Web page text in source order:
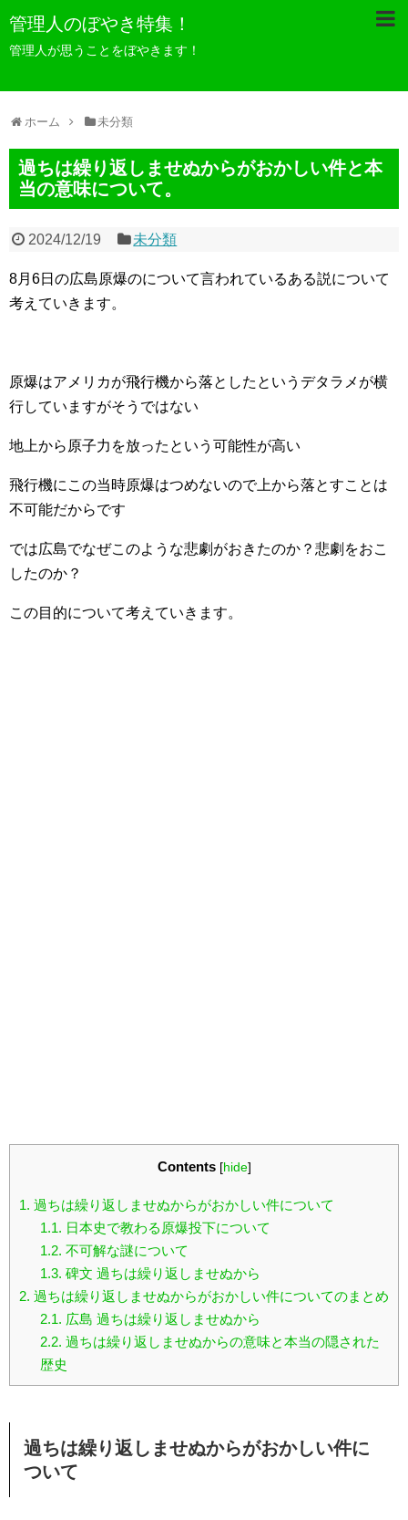
管理人のぼやき特集！
管理人が思うことをぼやきます！
ホーム 未分類
過ちは繰り返しませぬからがおかしい件と本
当の意味について。
2024/12/19 未分類
8月6日の広島原爆のについて言われているある説について
考えていきます。
原爆はアメリカが飛行機から落としたというデタラメが横
行していますがそうではない
地上から原子力を放ったという可能性が高い
飛行機にこの当時原爆はつめないので上から落とすことは
不可能だからです
では広島でなぜこのような悲劇がおきたのか？悲劇をおこ
したのか？
この目的について考えていきます。
Contents [hide]
1. 過ちは繰り返しませぬからがおかしい件について
1.1. 日本史で教わる原爆投下について
1.2. 不可解な謎について
1.3. 碑文 過ちは繰り返しませぬから
2. 過ちは繰り返しませぬからがおかしい件についてのまとめ
2.1. 広島 過ちは繰り返しませぬから
2.2. 過ちは繰り返しませぬからの意味と本当の隠された
歴史
過ちは繰り返しませぬからがおかしい件に
ついて